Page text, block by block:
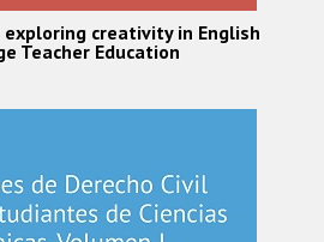
creativity in English
Teacher Education